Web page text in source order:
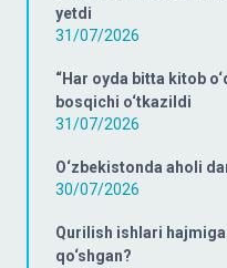
yetdi
31/07/2026
“Har oyda bitta kitob
bosqichi o‘tkazildi
31/07/2026
O‘zbekistonda aholi
30/07/2026
Qurilish ishlari
qo‘shgan?